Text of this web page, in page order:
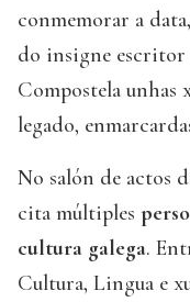
conmemorar a
do insigne escritor
Compostela unhas
legado,
No salón de actos
cita múltiples
cultura galega.
Cultura, Lingua e